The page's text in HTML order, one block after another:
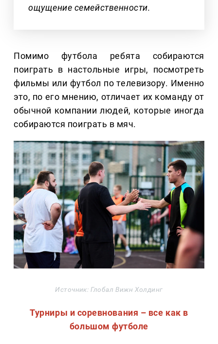
ощущение семейственности.
Помимо футбола ребята собираются
поиграть в настольные игры, посмотреть
фильмы или футбол по телевизору. Именно
это, по его мнению, отличает их команду от
обычной компании людей, которые иногда
собираются поиграть в мяч.
Источник: Глобал Вижн Холдинг
Турниры и соревнования – все как в
большом футболе